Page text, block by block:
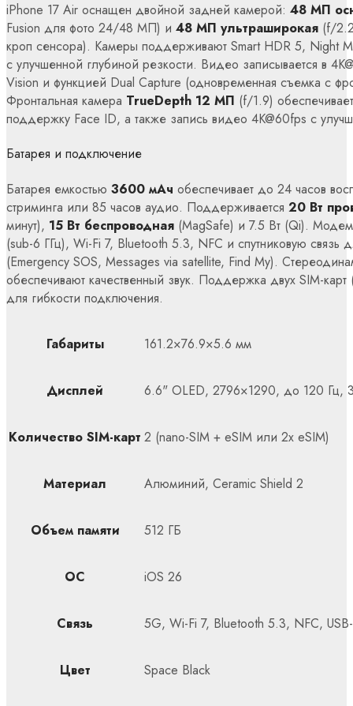
iPhone 17 Air оснащен двойной задней камерой: 48 МП
Fusion для фото 24/48 МП) и 48 МП ультраширокая (f/
кроп сенсора). Камеры поддерживают Smart HDR 5, Night
с улучшенной глубиной резкости. Видео записывается в
Vision и функцией Dual Capture (одновременная съемка с
Фронтальная камера TrueDepth 12 МП (f/1.9)
поддержку Face ID, а также запись видео 4K@60fps с
Батарея и подключение
Батарея емкостью 3600 мАч обеспечивает до 24 часов
стриминга или 85 часов аудио. Поддерживается 20 Вт
минут), 15 Вт беспроводная (MagSafe) и 7.5 Вт (Qi).
(sub-6 ГГц), Wi-Fi 7, Bluetooth 5.3, NFC и спутниковую связь
(Emergency SOS, Messages via satellite, Find My).
обеспечивают качественный звук. Поддержка двух SIM-
для гибкости подключения.
Габариты 161.2×76.9×5.6 мм
Дисплей 6.6" OLED, 2796×1290, до 120 Гц,
Количество SIM-карт 2 (nano-SIM + eSIM или 2x eSIM)
Материал Алюминий, Ceramic Shield 2
Объем памяти 512 ГБ
ОС iOS 26
Связь 5G, Wi-Fi 7, Bluetooth 5.3, NFC,
Цвет Space Black